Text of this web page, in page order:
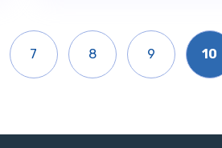
7 8 9 10